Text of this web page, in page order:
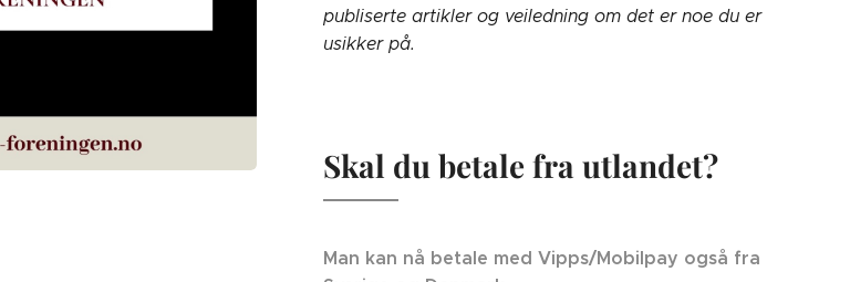
publiserte artikler og veiledning om det er noe du er
usikker på.
Skal du betale fra utlandet?
Man kan nå betale med Vipps/Mobilpay også fra